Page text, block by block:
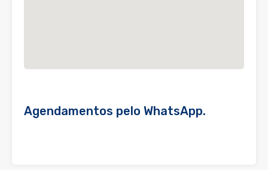
Agendamentos pelo WhatsApp.